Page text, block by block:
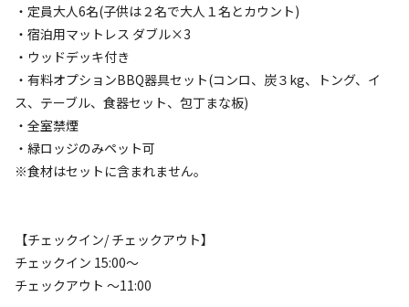
・定員大人6名(子供は２名で大人１名とカウント)
・宿泊用マットレス ダブル×3
・ウッドデッキ付き
・有料オプションBBQ器具セット(コンロ、炭３kg、トング、イ
ス、テーブル、食器セット、包丁まな板)
・全室禁煙
・緑ロッジのみペット可
※食材はセットに含まれません。
【チェックイン/ チェックアウト】
チェックイン 15:00～
チェックアウト ～11:00
宿泊 フリーサイト
1-1 フリーサイト/テント小1張 ※車2台目
AC電
源
車両乗り
入れ
地面 : 砂利 定員: